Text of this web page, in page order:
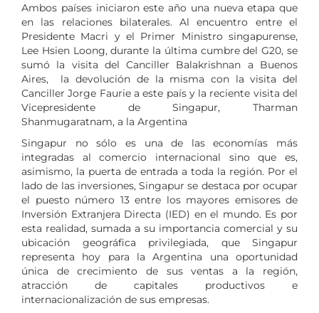
Ambos países iniciaron este año una nueva etapa que
en las relaciones bilaterales. Al encuentro entre el
Presidente Macri y el Primer Ministro singapurense,
Lee Hsien Loong, durante la última cumbre del G20, se
sumó la visita del Canciller Balakrishnan a Buenos
Aires, la devolución de la misma con la visita del
Canciller Jorge Faurie a este país y la reciente visita del
Vicepresidente de Singapur, Tharman
Shanmugaratnam, a la Argentina
Singapur no sólo es una de las economías más
integradas al comercio internacional sino que es,
asimismo, la puerta de entrada a toda la región. Por el
lado de las inversiones, Singapur se destaca por ocupar
el puesto número 13 entre los mayores emisores de
Inversión Extranjera Directa (IED) en el mundo. Es por
esta realidad, sumada a su importancia comercial y su
ubicación geográfica privilegiada, que Singapur
representa hoy para la Argentina una oportunidad
única de crecimiento de sus ventas a la región,
atracción de capitales productivos e
internacionalización de sus empresas.